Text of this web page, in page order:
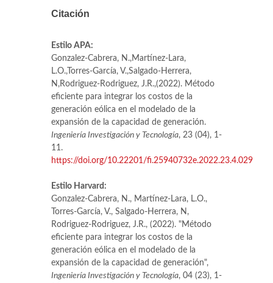
Citación
Estilo APA:
Gonzalez-Cabrera, N.,Martínez-Lara,
L.O.,Torres-García, V.,Salgado-Herrera,
N,Rodriguez-Rodriguez, J.R.,(2022). Método
eficiente para integrar los costos de la
generación eólica en el modelado de la
expansión de la capacidad de generación.
Ingeniería Investigación y Tecnología, 23 (04), 1-
11.
https://doi.org/10.22201/fi.25940732e.2022.23.4.029
Estilo Harvard:
Gonzalez-Cabrera, N., Martínez-Lara, L.O.,
Torres-García, V., Salgado-Herrera, N,
Rodriguez-Rodriguez, J.R., (2022). "Método
eficiente para integrar los costos de la
generación eólica en el modelado de la
expansión de la capacidad de generación",
Ingeniería Investigación y Tecnología, 04 (23), 1-